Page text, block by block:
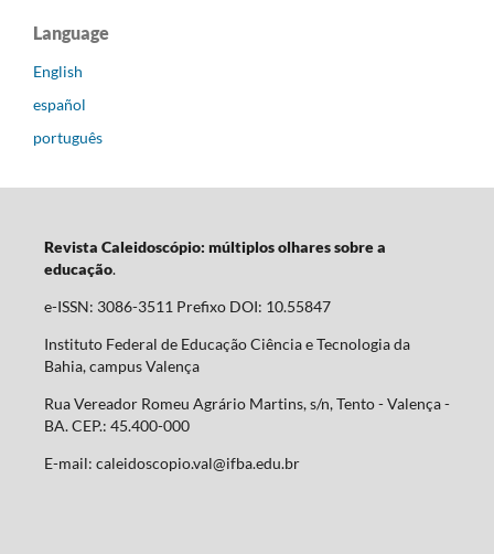
Language
English
español
português
Revista Caleidoscópio: múltiplos olhares sobre a
educação.
e-ISSN: 3086-3511 Prefixo DOI: 10.55847
Instituto Federal de Educação Ciência e Tecnologia da
Bahia, campus Valença
Rua Vereador Romeu Agrário Martins, s/n, Tento - Valença -
BA. CEP.: 45.400-000
E-mail: caleidoscopio.val@ifba.edu.br